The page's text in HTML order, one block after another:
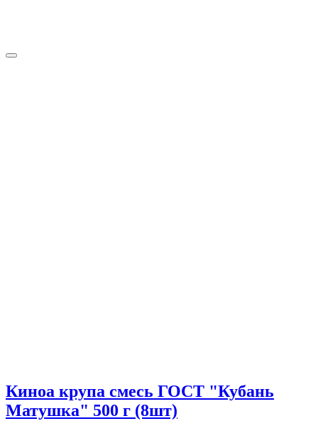
Киноа крупа смесь ГОСТ "Кубань
Матушка" 500 г (8шт)